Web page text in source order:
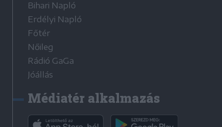
Bihari Napló
Erdélyi Napló
Főtér
Nőileg
Rádió GaGa
Jóállás
Médiatér alkalmazás